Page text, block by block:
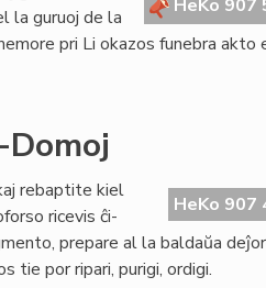
HeKo 907
la guruoj de la
pri Li okazos funebra akto
HeKo 907
rebaptite kiel
ricevis ĉi-
prepare al la baldaŭa
tie por ripari, purigi, ordigi.